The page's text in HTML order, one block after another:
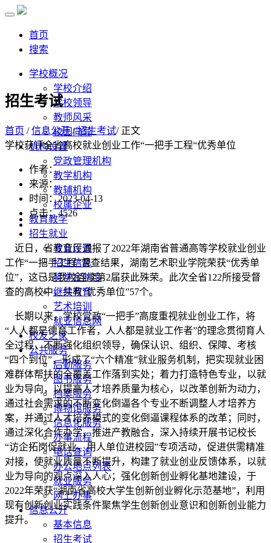
首页
搜索
学校概况
学校介绍
学校领导
教师风采
校园向导
机构设置
党政管理机构
教学机构
教辅机构
校属企业
教育教学
招生就业
专业设置
招生信息
奖学金制度
继续教育
艺术培训
就业信息网
校友之家
公共服务
后勤服务
图书服务
档案服务
博物馆服务
信息化服务
办事流程
电话查询
办公地点列表
就业服务
网上办事
信息公开
基本信息
招生考试
招生考试
首页 /信息公开/招生考试/ 正文
学校获评全省高校就业创业工作“一把手工程“优秀单位
作者：
来源：
时间：2023-04-13
点击： 4526
近日，省教育厅通报了2022年湖南省普通高等学校就业创业
工作“一把手工程”督查结果，湖南艺术职业学院荣获“优秀单
位”，这已是我校连续第2届获此殊荣。此次全省122所接受督
查的高校中，共有“优秀单位”57个。
长期以来，学校党政“一把手”高度重视就业创业工作，将
“人人都是德育工作者，人人都是就业工作者”的理念贯彻育人
全过程，不断强化组织领导，确保认识、组织、保障、考核
“四个到位”，形成了“六个精准”就业服务机制，把实现就业困
难群体帮扶的全覆盖工作落到实处；着力打造特色专业，以就
业为导向，以提高人才培养质量为核心，以改革创新为动力，
通过社会需求的不断变化倒逼各个专业不断调整人才培养方
案，并通过人才培养模式的变化倒逼课程体系的改革；同时，
通过深化合作办学，推进产教融合，深入持续开展书记校长
“访企拓岗促就业，用人单位进校园”专项活动，促进供需精准
对接，使就业质量不断提升，构建了就业创业反馈体系，以就
业为导向的观点深入人心；强化创新创业孵化基地建设，于
2022年荣获“湖南省高校大学生创新创业孵化示范基地”，利用
现有创新创业实践条件聚焦学生创新创业意识和创新创业能力
提升。